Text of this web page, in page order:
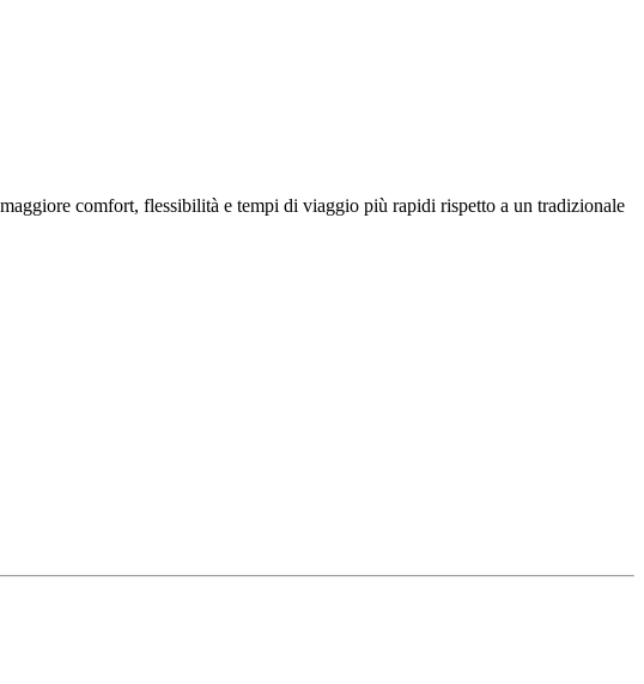
comfort, flessibilità e tempi di viaggio più rapidi rispetto a un tradizionale